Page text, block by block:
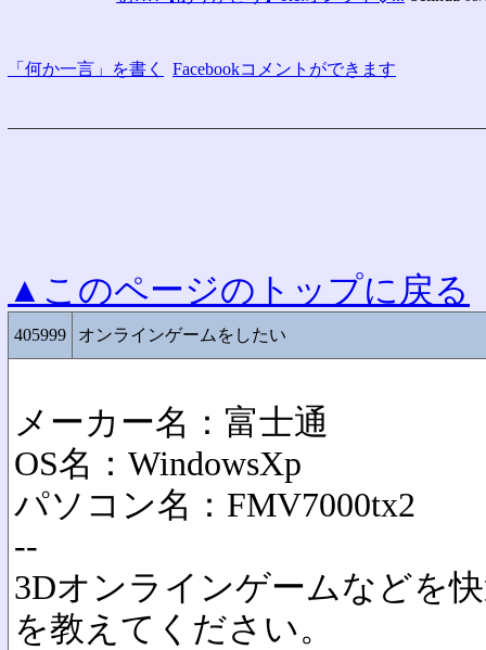
「何か一言」を書く Facebookコメントができます
▲このページのトップに戻る
405999 オンラインゲームをしたい
メーカー名：富士通
OS名：WindowsXp
パソコン名：FMV7000tx2
--
3Dオンラインゲームなどを
を教えてください。